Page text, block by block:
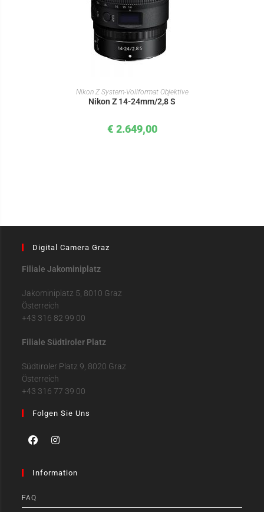
IN DEN WARENKORB
Nikon Z System-Vollformat Objektive
Nikon Z 14-24mm/2,8 S
€ 2.649,00
Digital Camera Graz
Filiale Jakominiplatz
Jakominiplatz 5, 8010 Graz
Österreich
+43 316 82 99 00
Filiale Südtiroler Platz
Südtiroler Platz 9, 8020 Graz
Österreich
+43 316 77 39 00
Folgen Sie Uns
Information
FAQ